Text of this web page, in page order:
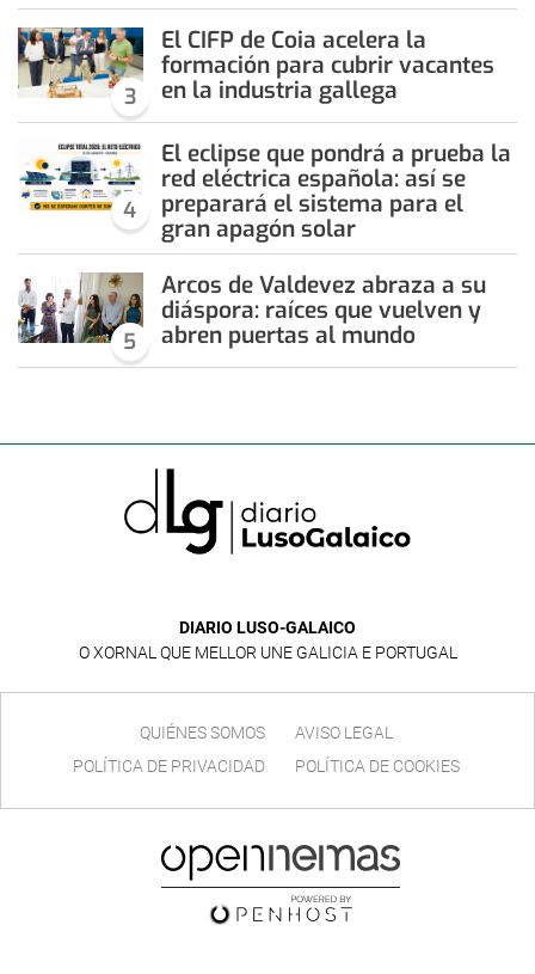
3
El CIFP de Coia acelera la
formación para cubrir vacantes
en la industria gallega
4
El eclipse que pondrá a prueba la
red eléctrica española: así se
preparará el sistema para el
gran apagón solar
5
Arcos de Valdevez abraza a su
diáspora: raíces que vuelven y
abren puertas al mundo
DIARIO LUSO-GALAICO
O XORNAL QUE MELLOR UNE GALICIA E PORTUGAL
QUIÉNES SOMOS
AVISO LEGAL
POLÍTICA DE PRIVACIDAD
POLÍTICA DE COOKIES